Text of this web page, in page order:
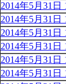
2014年5月31日
2014年5月31日
2014年5月31日
2014年5月31日
2014年5月31日
2014年5月31日